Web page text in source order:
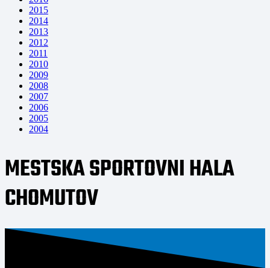
2015
2014
2013
2012
2011
2010
2009
2008
2007
2006
2005
2004
MESTSKA SPORTOVNI HALA
CHOMUTOV